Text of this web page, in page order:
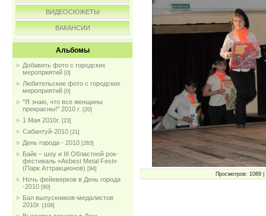
ВИДЕОСЮЖЕТЫ
ВАКАНСИИ
Альбомы
Добавить фото с городских
мероприятий [0]
Любительские фото с городских
мероприятий [0]
"Я знаю, что все женщины
прекрасны!" 2010 г. [20]
1 Мая 2010г. [23]
Сабантуй-2010 [21]
День города - 2010 [283]
Байк – шоу и III Областной рок-
фестиваль «Asbest Metal Fest»
(Парк Аттракционов) [94]
Ночь фейеверков в День города
-2010 [60]
Бал выпускников-медалистов
2010г. [109]
Просмотров: 1089